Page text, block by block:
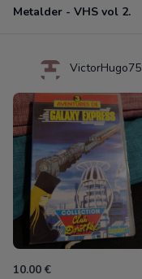
Metalder - VHS vol 2.
VictorHugo75
10.00 €